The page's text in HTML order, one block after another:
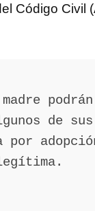
Código Civil
de
por